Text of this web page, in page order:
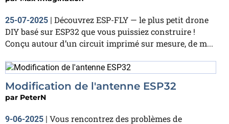
25-07-2025 | Découvrez ESP-FLY — le plus petit drone
DIY basé sur ESP32 que vous puissiez construire !
Conçu autour d’un circuit imprimé sur mesure, de m...
Modification de l'antenne ESP32
par PeterN
9-06-2025 | Vous rencontrez des problèmes de